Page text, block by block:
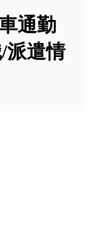
通勤
派遣情